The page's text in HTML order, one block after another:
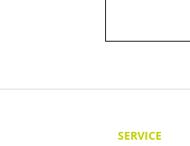
SERVICE